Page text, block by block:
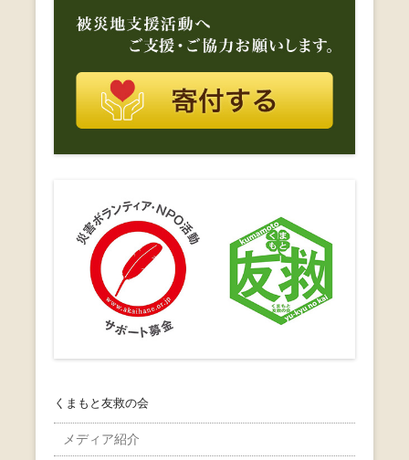
くまもと友救の会
メディア紹介